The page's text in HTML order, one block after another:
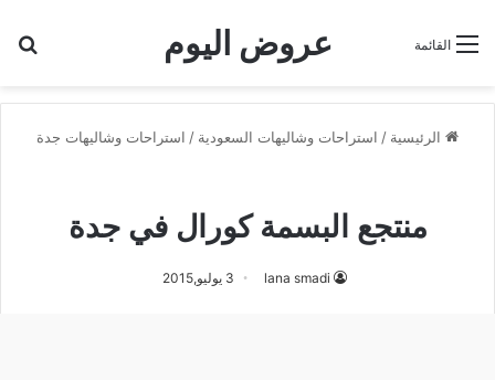
عروض اليوم القائمة
الرئيسية / استراحات وشاليهات السعودية / استراحات وشاليهات جدة
منتجع البسمة كورال في جدة
lana smadi 3 يوليو,2015